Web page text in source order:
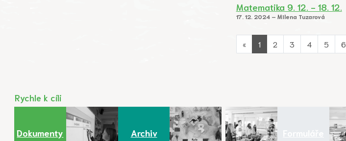
Matematika 9. 12. - 18. 12.
17. 12. 2024 – Milena Tuzarová
« 1 2 3 4 5 6
Rychle k cíli
Dokumenty Archiv